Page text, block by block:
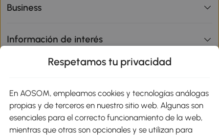
Business
Información de interés
Métodos de Pago
Respetamos tu privacidad
En AOSOM, empleamos cookies y tecnologías análogas
propias y de terceros en nuestro sitio web. Algunas son
esenciales para el correcto funcionamiento de la web,
mientras que otras son opcionales y se utilizan para